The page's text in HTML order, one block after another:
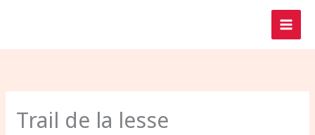
Trail de la lesse